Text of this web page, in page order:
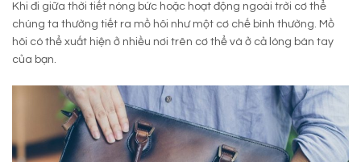
Khi đi giữa thời tiết nóng bức hoặc hoạt động ngoài trời cơ thể
chúng ta thường tiết ra mồ hôi như một cơ chế bình thường. Mồ
hôi có thể xuất hiện ở nhiều nơi trên cơ thể và ở cả lòng bàn tay
của bạn.